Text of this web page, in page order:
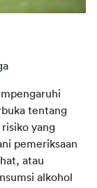
tentang
yang
pemeriksaan
atau
alkohol